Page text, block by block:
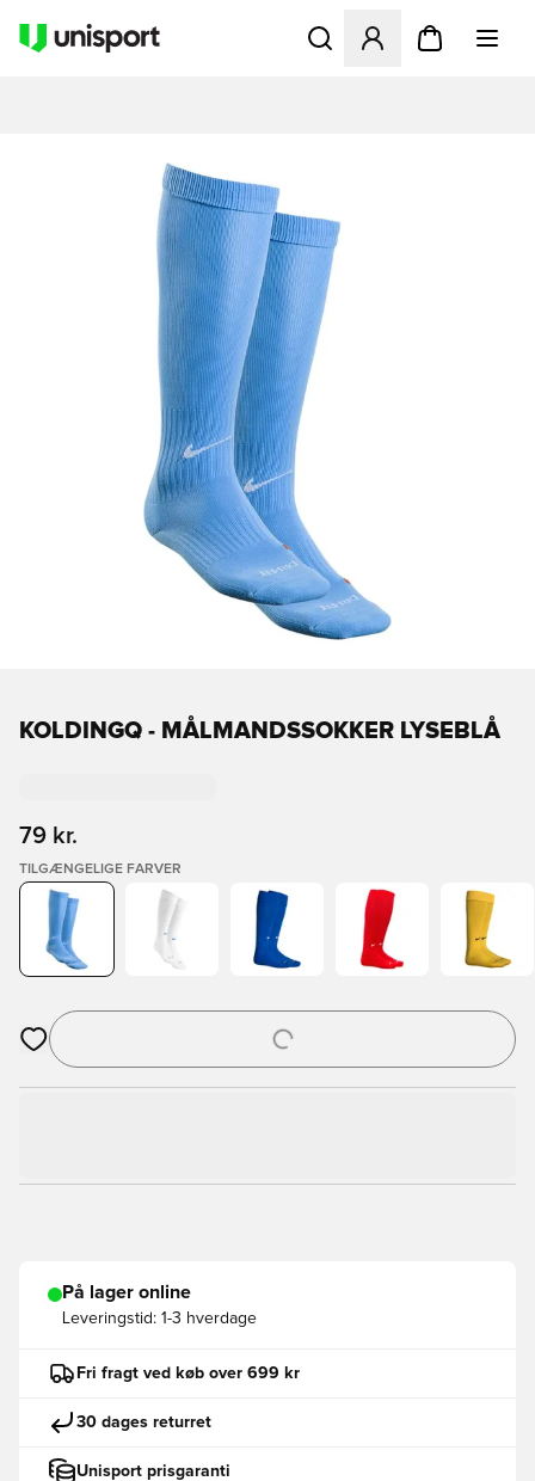
Åbner en Modal til at
KOLDINGQ - MÅLMANDSSOKKER LYSEBLÅ
79 kr.
TILGÆNGELIGE FARVER
Åbner en Modal til at logge ind eller tilmelde dig som medlem
På lager online
Leveringstid: 1-3 hverdage
Fri fragt ved køb over 699 kr
30 dages returret
Unisport prisgaranti